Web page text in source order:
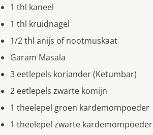
1 thl kaneel
1 thl kruidnagel
1/2 thl anijs of nootmuskaat
Garam Masala
3 eetlepels koriander (Ketumbar)
2 eetlepels zwarte komijn
1 theelepel groen kardemompoeder
1 theelepel zwarte kardemompoeder